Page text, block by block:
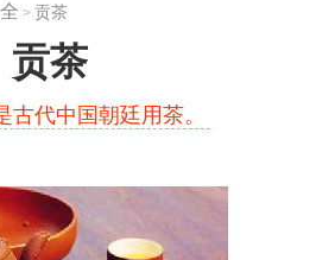
> 贡茶
贡茶
古代中国朝廷用茶。